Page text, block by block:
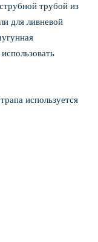
трубой из
для ливневой
используется